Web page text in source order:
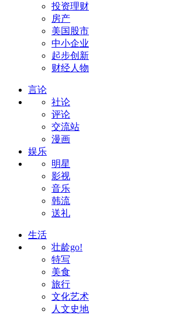
投资理财
房产
美国股市
中小企业
起步创新
财经人物
言论
社论
评论
交流站
漫画
娱乐
明星
影视
音乐
韩流
送礼
生活
壮龄go!
特写
美食
旅行
文化艺术
人文史地